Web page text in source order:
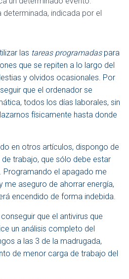
determinada, indicada por el
las tareas programadaspara
que se repiten a lo largo del
y olvidos ocasionales. Por
que el ordenador se
todos los días laborales, sin
físicamente hasta donde
en otros artículos, dispongo de
trabajo, que sólo debe estar
Programando el apagado me
me aseguro de ahorrar energía,
encendido de forma indebida.
que el antivirus que
un análisis completo del
a las 3 de la madrugada,
de menor carga de trabajo del